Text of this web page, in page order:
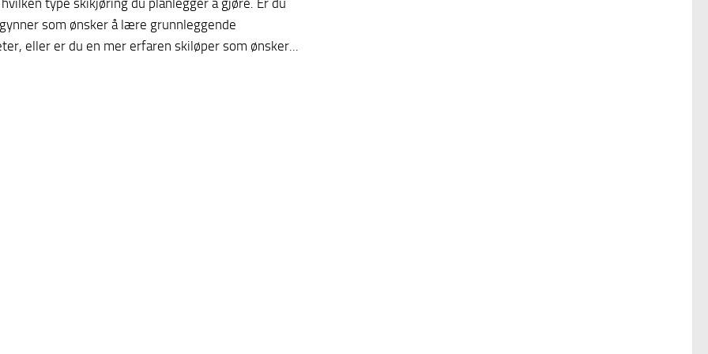
type skikjøring du planlegger å gjøre. Er du
som ønsker å lære grunnleggende
eller er du en mer erfaren skiløper som ønsker...